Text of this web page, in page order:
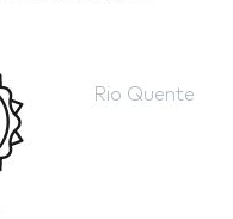
Rio Quente